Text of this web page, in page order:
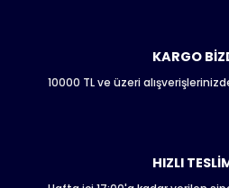
Ürün fiyatı diğer sitelerden daha
Bu ürüne benzer farklı
KARGO
10000 TL ve üzeri
HIZLI